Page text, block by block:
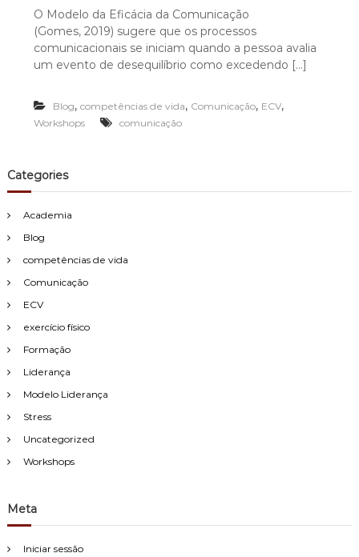
m
M
o
d
o
d
i
c
c
d
o
u
n
c
a
ã
O Modelo da Eficácia da Comunicação
(Gomes, 2019) sugere que os processos
comunicacionais se iniciam quando a pessoa avalia
um evento de desequilíbrio como excedendo […]
Blog, competências de vida, Comunicação, ECV,
Workshops comunicação
Categories
Academia
Blog
competências de vida
Comunicação
ECV
exercício físico
Formação
Liderança
Modelo Liderança
Stress
Uncategorized
Workshops
Meta
Iniciar sessão